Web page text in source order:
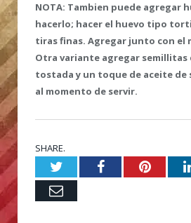
NOTA: Tambien puede agregar
hacerlo; hacer el huevo tipo
tiras finas. Agregar junto con el
Otra variante agregar semillitas
tostada y un toque de aceite de
al momento de servir.
SHARE.
TwitterFacebook
Email